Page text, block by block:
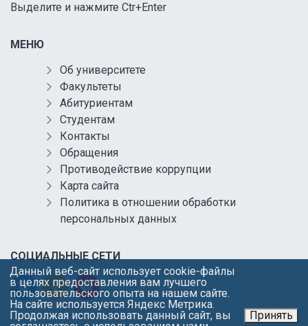
Выделите и нажмите Ctr+Enter
МЕНЮ
Об университете
Факультеты
Абитуриентам
Студентам
Контакты
Обращения
Противодействие коррупции
Карта сайта
Политика в отношении обработки
персональных данных
СОЦИАЛЬНЫЕ СЕТИ
Данный веб-сайт использует cookie-файлы
в целях предоставления вам лучшего
пользовательского опыта на нашем сайте.
На сайте используется Яндекс Метрика.
Продолжая использовать данный сайт, вы
Принять